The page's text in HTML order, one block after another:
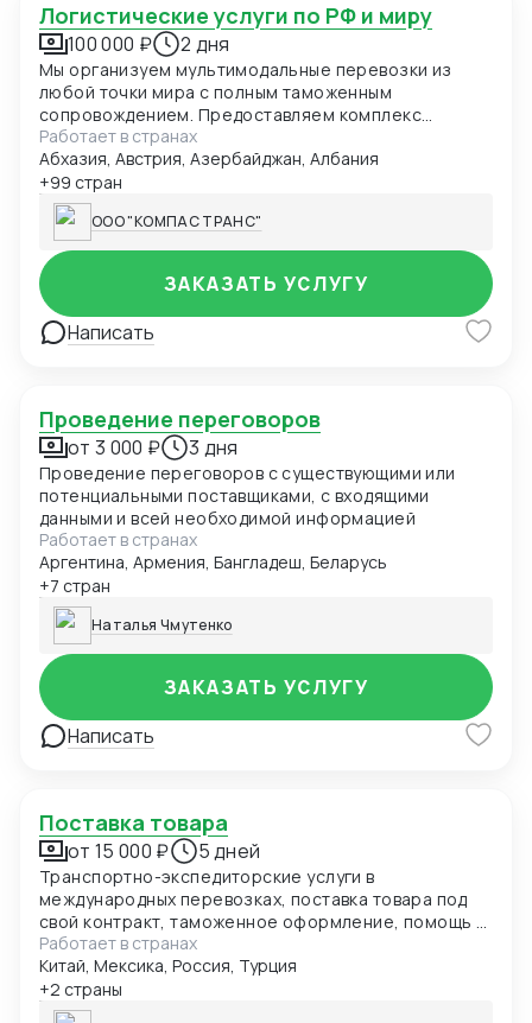
Логистические услуги по РФ и миру
100 000 ₽ 2 дня
Мы организуем мультимодальные перевозки из
любой точки мира с полным таможенным
сопровождением. Предоставляем комплекс
складских услуг в ключевых логистических хабах
Европы, Азии и России. Специализируемся на
перевозках температурных грузов с
гарантированным соблюдением режима.
Обеспечиваем доставку сборных и генеральных
грузов с ежедневным мониторингом. Выстраиваем
эффективные логистические цепочки через
собственную сеть партнеров в 25 странах мира.
Работает в странах
Абхазия, Австрия, Азербайджан, Албания
+99 стран
ООО "КОМПАС ТРАНС"
Написать
ЗАКАЗАТЬ УСЛУГУ
Проведение переговоров
от 3 000 ₽ 3 дня
Проведение переговоров с существующими или
потенциальными поставщиками, с входящими
данными и всей необходимой информацией
Работает в странах
Аргентина, Армения, Бангладеш, Беларусь
+7 стран
Наталья Чмутенко
Написать
ЗАКАЗАТЬ УСЛУГУ
Поставка товара
от 15 000 ₽ 5 дней
Транспортно-экспедиторские услуги в
международных перевозках, поставка товара под
свой контракт, таможенное оформление, помощь в
сертификации товаров
Работает в странах
Китай, Мексика, Россия, Турция
+2 страны